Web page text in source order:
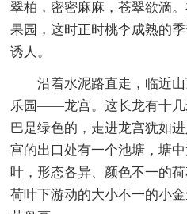
翠柏，密密麻麻，苍翠欲滴
果园，这时正时桃李成熟的
诱人。
沿着水泥路直走，临近
乐园——龙宫。这长龙有十几
巴是绿色的，走进龙宫犹如
宫的出口处有一个池塘，塘
叶，形态各异、颜色不一的
荷叶下游动的大小不一的小